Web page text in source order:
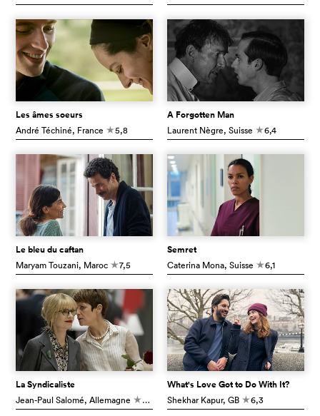
Les âmes soeurs
André Téchiné, France c5,8
A Forgotten Man
Laurent Nègre, Suisse c6,4
Le bleu du caftan
Maryam Touzani, Maroc c7,5
Semret
Caterina Mona, Suisse c6,1
La Syndicaliste
Jean-Paul Salomé, Allemagne c6,6
What's Love Got to Do With It?
Shekhar Kapur, GB c6,3